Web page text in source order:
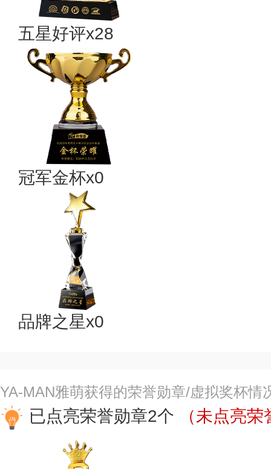
五星好评x28
冠军金杯x0
品牌之星x0
YA-MAN雅萌获得的荣誉勋章/虚拟奖杯情
已点亮荣誉勋章2个 （未点亮